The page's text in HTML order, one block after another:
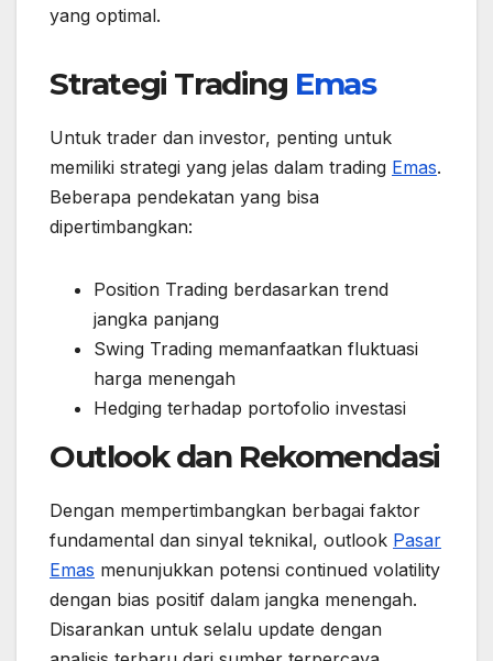
yang optimal.
Strategi Trading Emas
Untuk trader dan investor, penting untuk
memiliki strategi yang jelas dalam trading Emas.
Beberapa pendekatan yang bisa
dipertimbangkan:
Position Trading berdasarkan trend
jangka panjang
Swing Trading memanfaatkan fluktuasi
harga menengah
Hedging terhadap portofolio investasi
Outlook dan Rekomendasi
Dengan mempertimbangkan berbagai faktor
fundamental dan sinyal teknikal, outlook Pasar
Emas menunjukkan potensi continued volatility
dengan bias positif dalam jangka menengah.
Disarankan untuk selalu update dengan